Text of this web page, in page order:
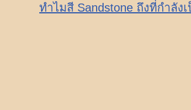
ทำไมสี Sandstone ถึงที่กำลัง